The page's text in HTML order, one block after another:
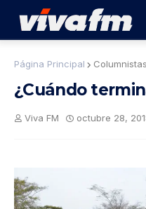
Página Principal Columnistas
¿Cuándo
Viva FM octubre 28,